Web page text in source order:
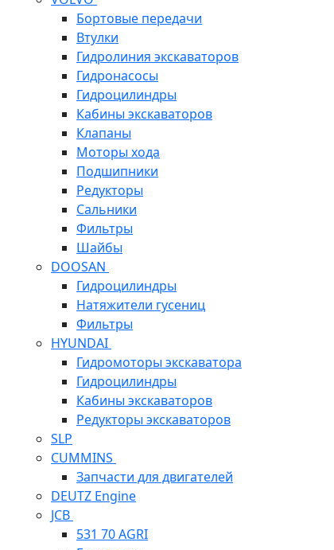
Бортовые передачи
Втулки
Гидролиния экскаваторов
Гидронасосы
Гидроцилиндры
Кабины экскаваторов
Клапаны
Моторы хода
Подшипники
Редукторы
Сальники
Фильтры
Шайбы
DOOSAN
Гидроцилиндры
Натяжители гусениц
Фильтры
HYUNDAI
Гидромоторы экскаватора
Гидроцилиндры
Кабины экскаваторов
Редукторы экскаваторов
SLP
CUMMINS
Запчасти для двигателей
DEUTZ Engine
JCB
531 70 AGRI